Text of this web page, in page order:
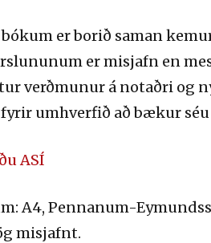
er borið saman
er misjafn en
verðmunur á notaðri og
fyrir umhverfið að bækur
ASÍ
A4, Pennanum-
misjafnt.